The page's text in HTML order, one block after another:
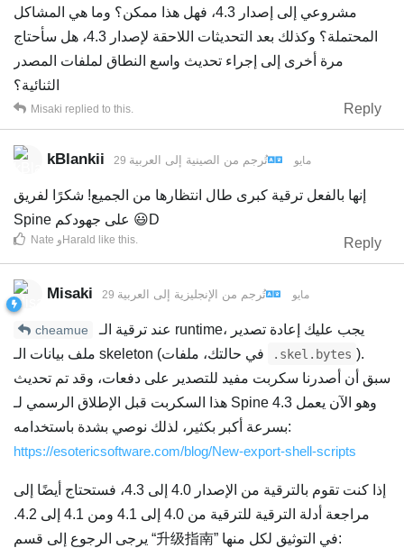
مشروعي إلى إصدار 4.3، فهل هذا ممكن؟ وما هي المشاكل
المحتملة؟ وكذلك بعد التحديثات اللاحقة لإصدار 4.3، هل سأحتاج
مرة أخرى إلى إجراء تحديث واسع النطاق لملفات المصدر
الثنائية؟
Reply
Misaki replied to this.
kBlankii 29 مايو تُرجم من الصينية إلى العربية
إنها بالفعل ترقية كبرى طال انتظارها من الجميع! شكرًا لفريق
Spine على جهودكم 😃D
Reply
Nate و Harald like this.
Misaki 29 مايو تُرجم من الإنجليزية إلى العربية
cheamue
.skel.bytes ).
سبق أن أصدرنا سكربت مفيد للتصدير على دفعات، وقد تم تحديث
هذا السكربت قبل الإطلاق الرسمي لـ Spine 4.3 وهو الآن يعمل
بسرعة أكبر بكثير، لذلك نوصي بشدة باستخدامه:
https://esotericsoftware.com/blog/New-export-shell-scripts
إذا كنت تقوم بالترقية من الإصدار 4.0 إلى 4.3، فستحتاج أيضًا إلى
مراجعة أدلة الترقية للترقية من 4.0 إلى 4.1 ومن 4.1 إلى 4.2.
يرجى الرجوع إلى قسم “升级指南” في التوثيق لكل منها: